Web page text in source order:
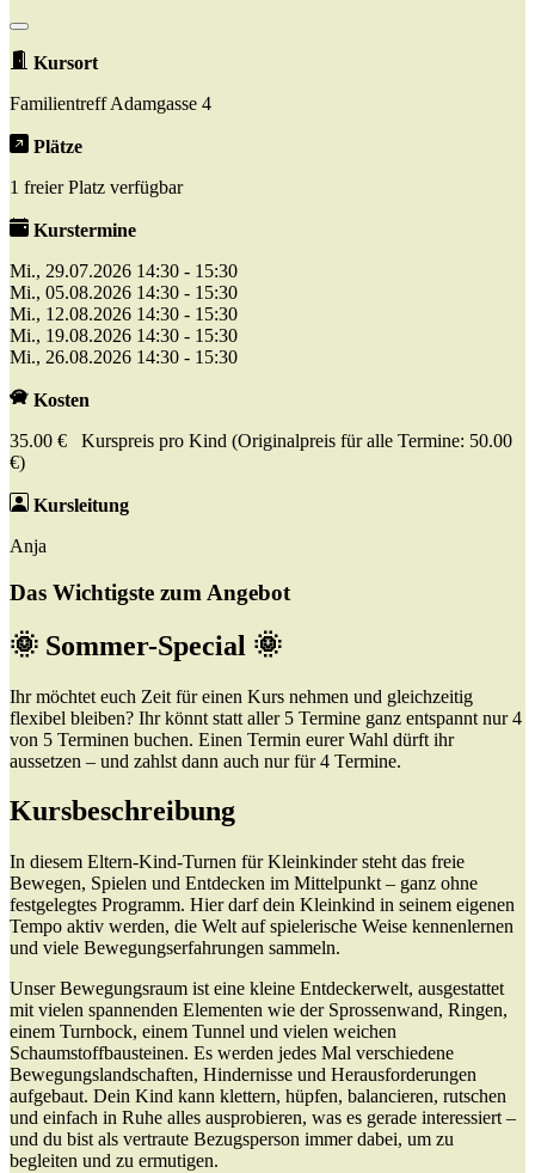
Kursort
Familientreff Adamgasse 4
Plätze
1 freier Platz verfügbar
Kurstermine
Mi., 29.07.2026 14:30 - 15:30
Mi., 05.08.2026 14:30 - 15:30
Mi., 12.08.2026 14:30 - 15:30
Mi., 19.08.2026 14:30 - 15:30
Mi., 26.08.2026 14:30 - 15:30
Kosten
35.00 € Kurspreis pro Kind (Originalpreis für alle Termine: 50.00
€)
Kursleitung
Anja
Das Wichtigste zum Angebot
🌞 Sommer-Special 🌞
Ihr möchtet euch Zeit für einen Kurs nehmen und gleichzeitig
flexibel bleiben? Ihr könnt statt aller 5 Termine ganz entspannt nur 4
von 5 Terminen buchen. Einen Termin eurer Wahl dürft ihr
aussetzen – und zahlst dann auch nur für 4 Termine.
Kursbeschreibung
In diesem Eltern-Kind-Turnen für Kleinkinder steht das freie
Bewegen, Spielen und Entdecken im Mittelpunkt – ganz ohne
festgelegtes Programm. Hier darf dein Kleinkind in seinem eigenen
Tempo aktiv werden, die Welt auf spielerische Weise kennenlernen
und viele Bewegungserfahrungen sammeln.
Unser Bewegungsraum ist eine kleine Entdeckerwelt, ausgestattet
mit vielen spannenden Elementen wie der Sprossenwand, Ringen,
einem Turnbock, einem Tunnel und vielen weichen
Schaumstoffbausteinen. Es werden jedes Mal verschiedene
Bewegungslandschaften, Hindernisse und Herausforderungen
aufgebaut. Dein Kind kann klettern, hüpfen, balancieren, rutschen
und einfach in Ruhe alles ausprobieren, was es gerade interessiert –
und du bist als vertraute Bezugsperson immer dabei, um zu
begleiten und zu ermutigen.